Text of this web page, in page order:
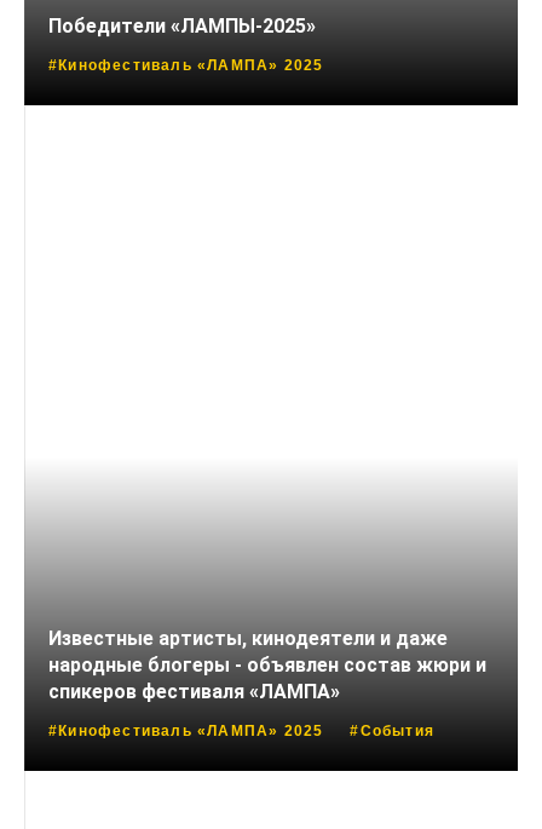
Победители «ЛАМПЫ-2025»
#Кинофестиваль «ЛАМПА» 2025
Известные артисты, кинодеятели и даже
народные блогеры - объявлен состав жюри и
спикеров фестиваля «ЛАМПА»
#Кинофестиваль «ЛАМПА» 2025 #События